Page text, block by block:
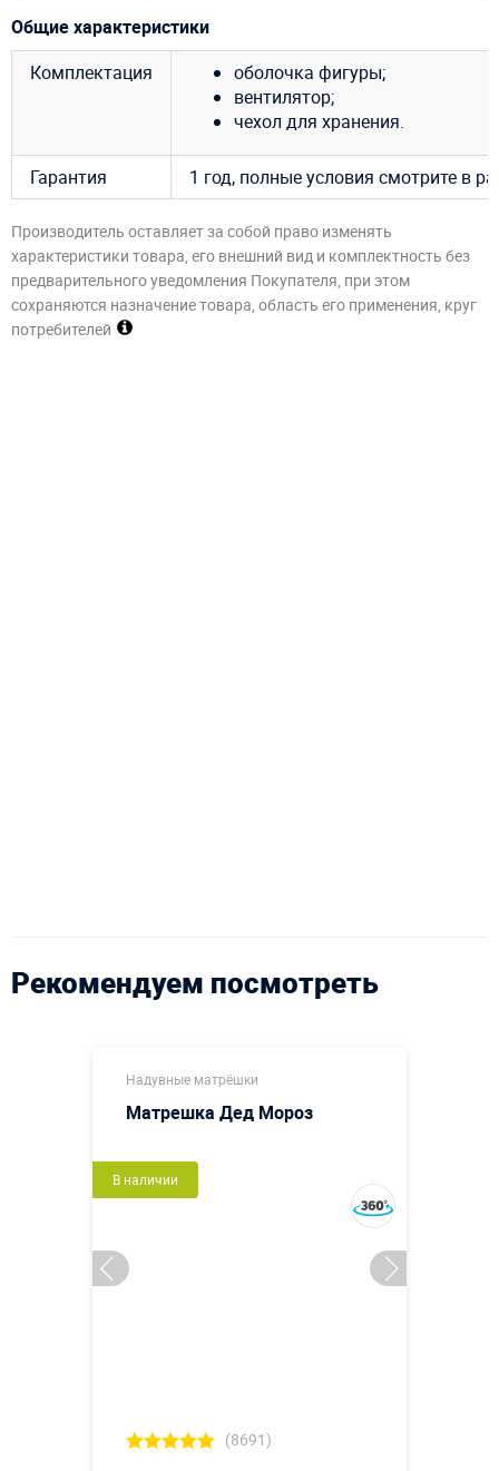
Общие характеристики
Комплектация
оболочка фигуры;
вентилятор;
чехол для хранения.
Гарантия 1 год, полные условия смотрите в
Производитель оставляет за собой право изменять
характеристики товара, его внешний вид и комплектность без
предварительного уведомления Покупателя, при этом
сохраняются назначение товара, область его применения, круг
потребителей
Рекомендуем посмотреть
Надувные матрёшки
Матрешка Дед Мороз
В наличии
(8691)